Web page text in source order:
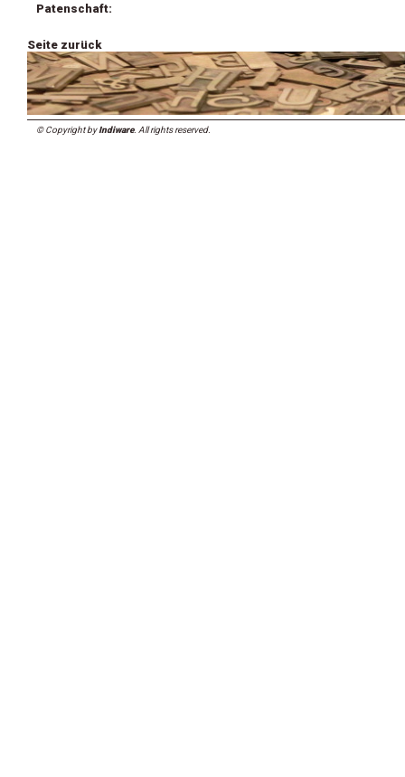
Patenschaft:
Seite zurück
© Copyright byIndiware. All rights reserved.